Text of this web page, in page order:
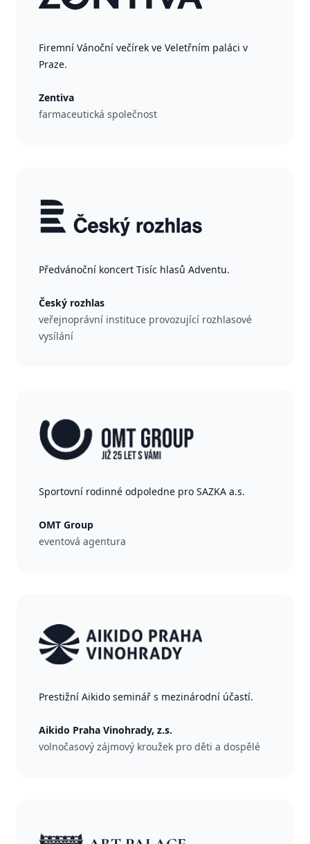
Firemní Vánoční večírek ve Veletřním paláci v
Praze.
Zentiva
farmaceutická společnost
Předvánoční koncert Tisíc hlasů Adventu.
Český rozhlas
veřejnoprávní instituce provozující rozhlasové
vysílání
Sportovní rodinné odpoledne pro SAZKA a.s.
OMT Group
eventová agentura
Prestižní Aikido seminář s mezinárodní účastí.
Aikido Praha Vinohrady, z.s.
volnočasový zájmový kroužek pro děti a dospělé